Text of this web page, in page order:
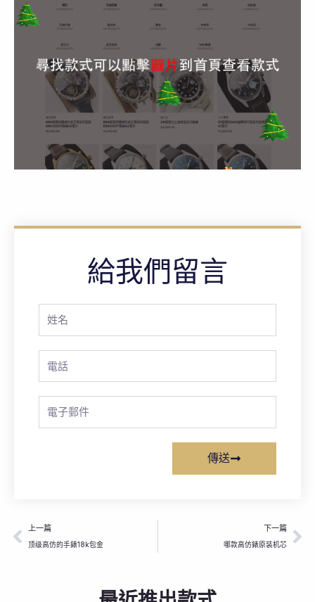
給我們留言
Name
傳送
上一頁
上一篇
顶级高仿的手錶18k包金
下一篇
哪款高仿錶原装机芯
下